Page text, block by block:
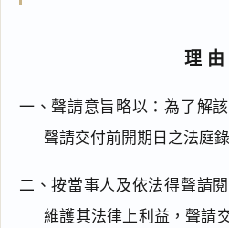
理由
一、聲請意旨略以：為了解
聲請交付前開期日之法庭
二、按當事人及依法得聲請
維護其法律上利益，聲請